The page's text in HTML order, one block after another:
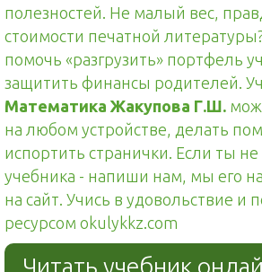
полезностей. Не малый вес,
стоимости печатной
помочь «разгрузить» портфель
защитить финансы родителей.
Математика Жакупова Г.Ш.
на любом устройстве, делать
испортить странички. Если ты
учебника - напиши нам, мы его
на сайт. Учись в удовольствие и
ресурсом okulykkz.com
Читать учебник